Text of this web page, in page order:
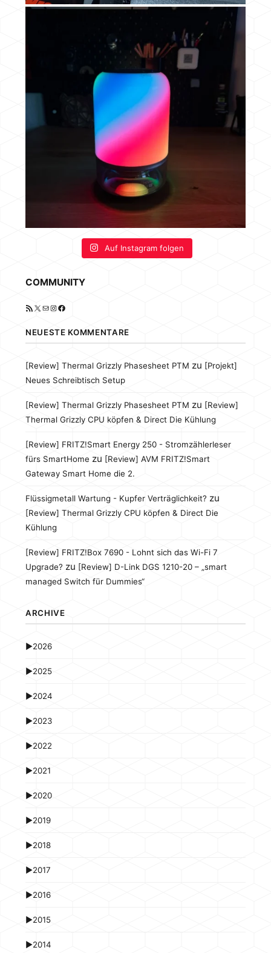
Auf Instagram folgen
COMMUNITY
RSS-Feed
X E-MailInstagram
Facebook
NEUESTE KOMMENTARE
[Review] Thermal Grizzly Phasesheet PTM zu [Projekt]
Neues Schreibtisch Setup
[Review] Thermal Grizzly Phasesheet PTM zu [Review]
Thermal Grizzly CPU köpfen & Direct Die Kühlung
[Review] FRITZ!Smart Energy 250 - Stromzählerleser
fürs SmartHome zu [Review] AVM FRITZ!Smart
Gateway Smart Home die 2.
Flüssigmetall Wartung - Kupfer Verträglichkeit? zu
[Review] Thermal Grizzly CPU köpfen & Direct Die
Kühlung
[Review] FRITZ!Box 7690 - Lohnt sich das Wi-Fi 7
Upgrade? zu [Review] D-Link DGS 1210-20 – „smart
managed Switch für Dummies“
ARCHIVE
►2026
►2025
►2024
►2023
►2022
►2021
►2020
►2019
►2018
►2017
►2016
►2015
►2014